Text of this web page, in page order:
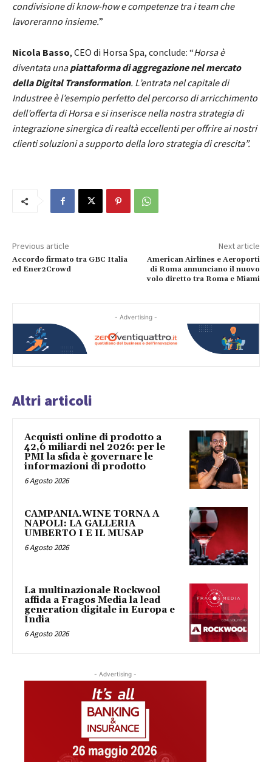
condivisione di know-how e competenze tra i team che
lavoreranno insieme.”
Nicola Basso, CEO di Horsa Spa, conclude: “Horsa è
diventata unapiattaforma di aggregazione nel mercato
della Digital Transformation. L’entrata nel capitale di
Industree è l’esempio perfetto del percorso di arricchimento
dell’offerta di Horsa e si inserisce nella nostra strategia di
integrazione sinergica di realtà eccellentiper offrire ai nostri
clienti soluzioni a supporto della loro strategia di crescita”.
Previous article
Accordo firmato tra GBC Italia
ed Ener2Crowd
Next article
American Airlines e Aeroporti
di Roma annunciano il nuovo
volo diretto tra Roma e Miami
- Advertising -
Altri articoli
Acquisti online di prodotto a
42,6 miliardi nel 2026: per le
PMI la sfida è governare le
informazioni di prodotto
6 Agosto 2026
CAMPANIA.WINE TORNA A
NAPOLI: LA GALLERIA
UMBERTO I E IL MUSAP
6 Agosto 2026
La multinazionale Rockwool
affida a Fragos Media la lead
generation digitale in Europa e
India
6 Agosto 2026
- Advertising -